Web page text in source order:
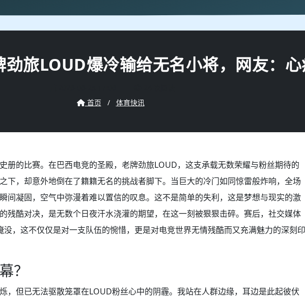
旅LOUD爆冷输给无名小将，网友：心
首页
/ 体育快讯
册的比赛。在巴西电竞的圣殿，老牌劲旅LOUD，这支承载无数荣耀与粉丝期待的
下，却意外地倒在了籍籍无名的挑战者脚下。当巨大的冷门如同惊雷般炸响，全场
间凝固，空气中弥漫着难以置信的叹息。这不是简单的失利，这是梦想与现实的激
残酷对决，是无数个日夜汗水浇灌的期望，在这一刻被狠狠击碎。赛后，社交媒体
没，这不仅仅是对一支队伍的惋惜，更是对电竞世界无情残酷而又充满魅力的深刻印
？
，但已无法驱散笼罩在LOUD粉丝心中的阴霾。我站在人群边缘，耳边是此起彼伏